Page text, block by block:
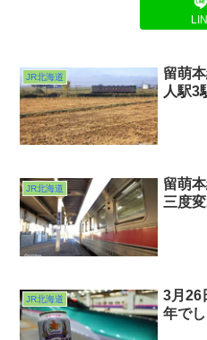
JR北海道
留萌
人駅3
JR北海道
留萌
三度
JR北海道
3月26
年で